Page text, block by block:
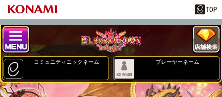
コミュニティニックネーム
---
プレーヤーネーム
---